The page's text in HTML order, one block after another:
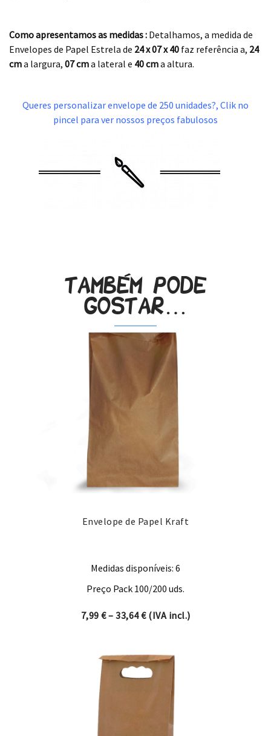
Como apresentamos as medidas : Detalhamos, a medida de
Envelopes de Papel Estrela de 24 x 07 x 40 faz referência a, 24
cma largura, 07 cma lateral e 40 cma altura.
Queres personalizar envelope de 250 unidades?, Clik no
pincel para ver nossos preços fabulosos
Também pode
gostar…
Envelope de Papel Kraft
Medidas disponíveis: 6
Preço Pack 100/200 uds.
7,99 €– 33,64€Price range: 7,99 € through
(IVA incl.)